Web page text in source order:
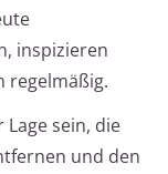
inspizieren
regelmäßig.
sein, die
und den